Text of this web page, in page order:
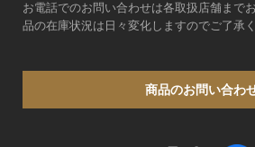
お電話でのお問い合わせは各取扱店舗まで
品の在庫状況は日々変化しますのでご了承く
商品のお問い合わ